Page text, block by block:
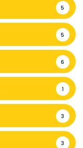
5
5
6
1
3
3